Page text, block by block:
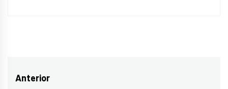
Navegación
Anterior